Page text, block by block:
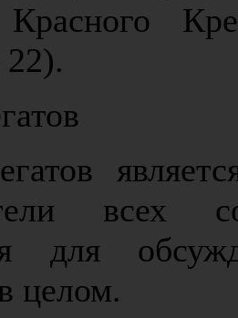
Красного
22).
всех
для
целом.